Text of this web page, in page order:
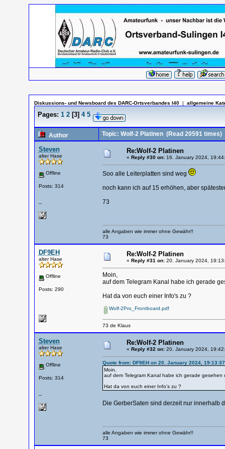
Diskussions- und Newsboard des DARC-Ortsverbandes I40 | allgemeine
Pages: 1 2[3] 4 5
Author Topic: Wolf-2 Platinen(Read 20591 times)
Steven
alter Hase
Offline
Posts: 314
--
Re:Wolf-2 Platinen
« Reply #30 on:16. January 2024,
Soo alle Leiterplatten sind weg
noch kann ich auf 15 erhöhen, aber
73
alle Angaben wie immer ohne Gewähr!!
73
DF9EH
alter Hase
Offline
Posts: 290
Re:Wolf-2 Platinen
« Reply #31 on:20. January 2024,
Moin,
auf dem Telegram Kanal habe ich gerade
Hat da von euch einer Info's zu ?
Wolf-2Pro_Frontboard.pdf
73 de Klaus
Steven
alter Hase
Offline
Posts: 314
--
Re:Wolf-2 Platinen
« Reply #32 on:20. January 2024,
Quote from: DF9EH on 20. January 2024, 19:13:37
Moin,
auf dem Telegram Kanal habe ich gerade
Hat da von euch einer Info's zu ?
Die GerberSaten sind derzeit nur
alle Angaben wie immer ohne Gewähr!!
73